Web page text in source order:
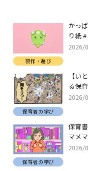
かっ
り紙 #
2026/
製作・遊び
【いとし
る保
2026/
保育者の学び
保育
マメ
2026/
保育者の学び